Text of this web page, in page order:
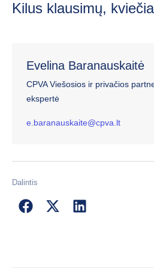
Kilus klausimų,
Evelina Baranauskaitė
CPVA Viešosios ir privačios
ekspertė
e.baranauskaite@cpva.lt
Dalintis